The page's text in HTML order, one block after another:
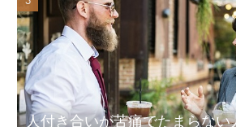
人付き合いが苦痛でたまらない